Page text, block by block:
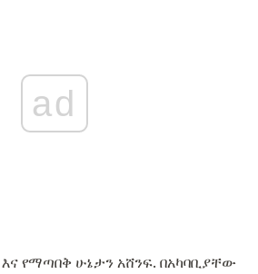
ad
የማጣበቅ ሁኔታን አሸንፍ. በአካባቢያቸው